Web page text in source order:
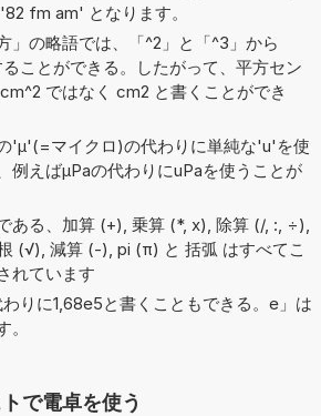
fm am' となります。
」の略語では、「^2」と「^3」から
ることができる。したがって、平方セン
ではなく cm2 と書くことができ
'μ'(=マイクロ)の代わりに単純な'u'を使
例えばµPaの代わりにuPaを使うことが
ある、加算 (+), 乗算 (*, x), 除算 (/, :, ÷),
(√), 減算 (-), pi (π) と 括弧 はすべてこ
れています
りに1,68e5と書くこともできる。e」は
。
で電卓を使う